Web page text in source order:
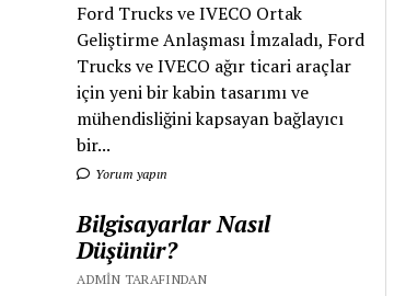
Ford Trucks ve IVECO Ortak
Geliştirme Anlaşması İmzaladı, Ford
Trucks ve IVECO ağır ticari araçlar
için yeni bir kabin tasarımı ve
mühendisliğini kapsayan bağlayıcı
bir...
Yorum yapın
Bilgisayarlar Nasıl
Düşünür?
ADMIN TARAFINDAN